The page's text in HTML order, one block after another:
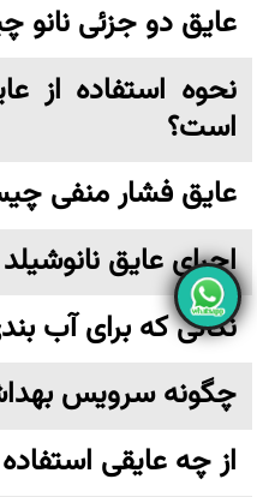
عایق دو جزئی
نحوه استفاده از
است؟
عایق فشار منفی
اجرای عایق
نکاتی که برای آب
چگونه سرویس
از چه عایقی